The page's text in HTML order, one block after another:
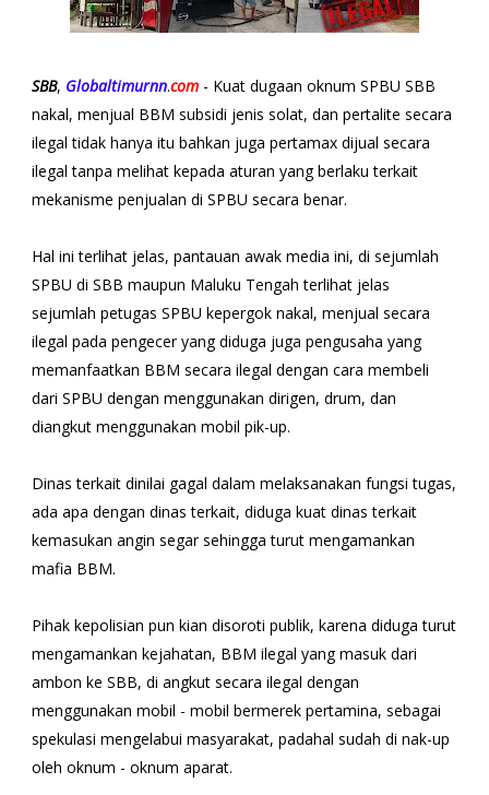
SBB, Globaltimurnn.com- Kuat dugaan oknum SPBU SBB
nakal, menjual BBM subsidi jenis solat, dan pertalite secara
ilegal tidak hanya itu bahkan juga pertamax dijual secara
ilegal tanpa melihat kepada aturan yang berlaku terkait
mekanisme penjualan di SPBU secara benar.
Hal ini terlihat jelas, pantauan awak media ini, di sejumlah
SPBU di SBB maupun Maluku Tengah terlihat jelas
sejumlah petugas SPBU kepergok nakal, menjual secara
ilegal pada pengecer yang diduga juga pengusaha yang
memanfaatkan BBM secara ilegal dengan cara membeli
dari SPBU dengan menggunakan dirigen, drum, dan
diangkut menggunakan mobil pik-up.
Dinas terkait dinilai gagal dalam melaksanakan fungsi tugas,
ada apa dengan dinas terkait, diduga kuat dinas terkait
kemasukan angin segar sehingga turut mengamankan
mafia BBM.
Pihak kepolisian pun kian disoroti publik, karena diduga turut
mengamankan kejahatan, BBM ilegal yang masuk dari
ambon ke SBB, di angkut secara ilegal dengan
menggunakan mobil - mobil bermerek pertamina, sebagai
spekulasi mengelabui masyarakat, padahal sudah di nak-up
oleh oknum - oknum aparat.